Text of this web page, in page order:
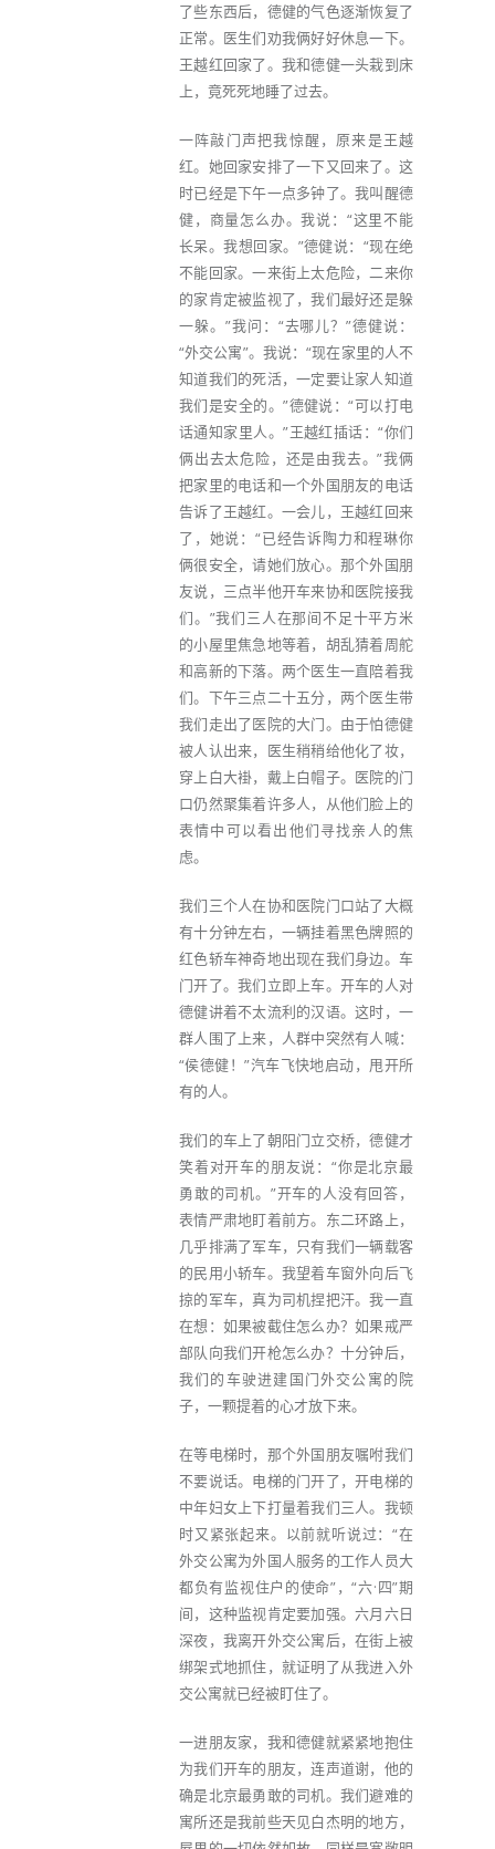
了些东西后，德健的气色逐渐恢复了
正常。医生们劝我俩好好休息一下。
王越红回家了。我和德健一头栽到床
上，竟死死地睡了过去。
一阵敲门声把我惊醒，原来是王越
红。她回家安排了一下又回来了。这
时已经是下午一点多钟了。我叫醒德
健，商量怎么办。我说：“这里不能
长呆。我想回家。”德健说：“现在绝
不能回家。一来街上太危险，二来你
的家肯定被监视了，我们最好还是躲
一躲。”我问：“去哪儿？”德健说：
“外交公寓”。我说：“现在家里的人不
知道我们的死活，一定要让家人知道
我们是安全的。”德健说：“可以打电
话通知家里人。”王越红插话：“你们
俩出去太危险，还是由我去。”我俩
把家里的电话和一个外国朋友的电话
告诉了王越红。一会儿，王越红回来
了，她说：“已经告诉陶力和程琳你
俩很安全，请她们放心。那个外国朋
友说，三点半他开车来协和医院接我
们。”我们三人在那间不足十平方米
的小屋里焦急地等着，胡乱猜着周舵
和高新的下落。两个医生一直陪着我
们。下午三点二十五分，两个医生带
我们走出了医院的大门。由于怕德健
被人认出来，医生稍稍给他化了妆，
穿上白大褂，戴上白帽子。医院的门
口仍然聚集着许多人，从他们脸上的
表情中可以看出他们寻找亲人的焦
虑。
我们三个人在协和医院门口站了大概
有十分钟左右，一辆挂着黑色牌照的
红色轿车神奇地出现在我们身边。车
门开了。我们立即上车。开车的人对
德健讲着不太流利的汉语。这时，一
群人围了上来，人群中突然有人喊：
“侯德健！”汽车飞快地启动，甩开所
有的人。
我们的车上了朝阳门立交桥，德健才
笑着对开车的朋友说：“你是北京最
勇敢的司机。”开车的人没有回答，
表情严肃地盯着前方。东二环路上，
几乎排满了军车，只有我们一辆载客
的民用小轿车。我望着车窗外向后飞
掠的军车，真为司机捏把汗。我一直
在想：如果被截住怎么办？如果戒严
部队向我们开枪怎么办？十分钟后，
我们的车驶进建国门外交公寓的院
子，一颗提着的心才放下来。
在等电梯时，那个外国朋友嘱咐我们
不要说话。电梯的门开了，开电梯的
中年妇女上下打量着我们三人。我顿
时又紧张起来。以前就听说过：“在
外交公寓为外国人服务的工作人员大
都负有监视住户的使命”，“六·四”期
间，这种监视肯定要加强。六月六日
深夜，我离开外交公寓后，在街上被
绑架式地抓住，就证明了从我进入外
交公寓就已经被盯住了。
一进朋友家，我和德健就紧紧地抱住
为我们开车的朋友，连声道谢，他的
确是北京最勇敢的司机。我们避难的
寓所还是我前些天见白杰明的地方，